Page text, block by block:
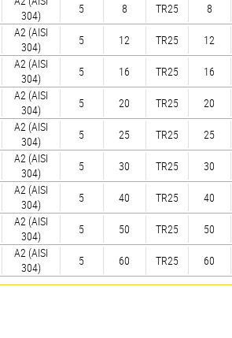
304)
5 8 TR25 8
А2 (AISI
304)
5 12 TR25 12
А2 (AISI
304)
5 16 TR25 16
А2 (AISI
304)
5 20 TR25 20
А2 (AISI
304)
5 25 TR25 25
А2 (AISI
304)
5 30 TR25 30
А2 (AISI
304)
5 40 TR25 40
А2 (AISI
304)
5 50 TR25 50
А2 (AISI
304)
5 60 TR25 60